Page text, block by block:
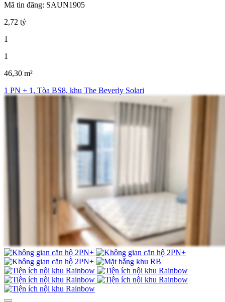
Mã tin đăng: SAUN1905
2,72 tỷ
1
1
46,30 m²
1 PN + 1, Tòa BS8, khu The Beverly Solari